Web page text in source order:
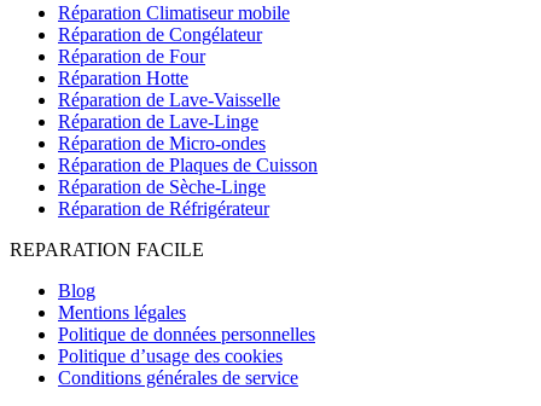
Réparation Climatiseur mobile
Réparation de Congélateur
Réparation de Four
Réparation Hotte
Réparation de Lave-Vaisselle
Réparation de Lave-Linge
Réparation de Micro-ondes
Réparation de Plaques de Cuisson
Réparation de Sèche-Linge
Réparation de Réfrigérateur
REPARATION FACILE
Blog
Mentions légales
Politique de données personnelles
Politique d’usage des cookies
Conditions générales de service